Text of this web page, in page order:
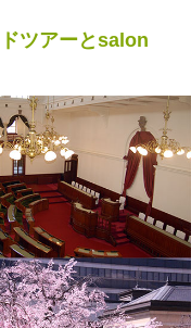
ツアーとsalon